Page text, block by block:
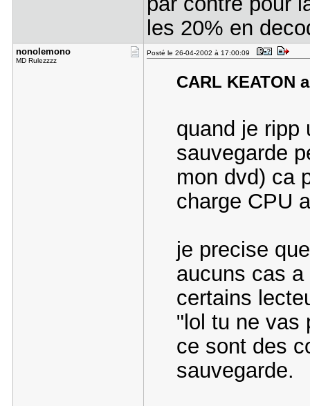
les 20% en
nonolemono
MD Rulezzzz
Posté le 26-04-2002 à 17:00:09
CARL KEATON
quand je ripp
sauvegarde
mon dvd) ca
charge CPU
je precise
aucuns cas
certains
"lol tu ne vas
ce sont des
sauvegarde.